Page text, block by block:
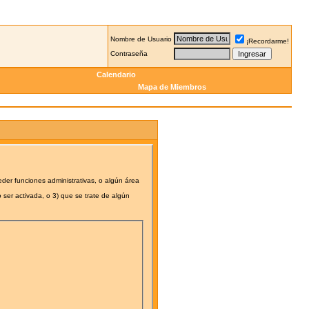
Nombre de Usuario
¡Recordarme!
Contraseña
Calendario
Mapa de Miembros
funciones administrativas, o algún área
activada, o 3) que se trate de algún